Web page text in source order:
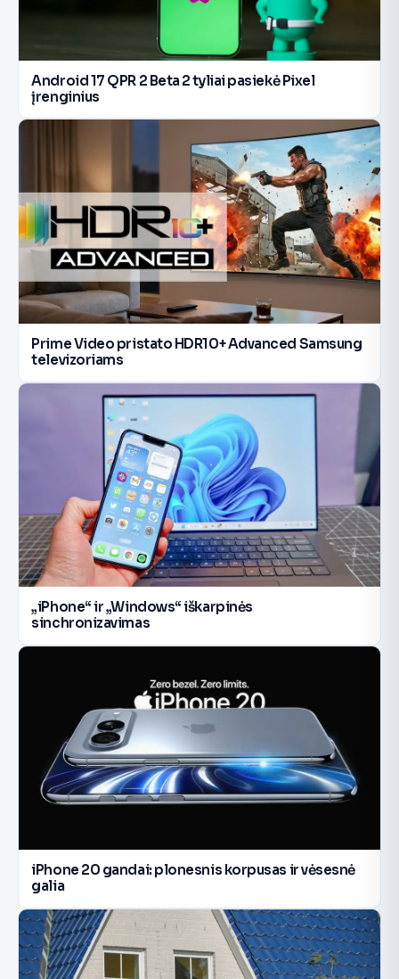
Android 17 QPR 2 Beta 2 tyliai pasiekė Pixel
įrenginius
Prime Video pristato HDR10+ Advanced Samsung
televizoriams
„iPhone“ ir „Windows“ iškarpinės
sinchronizavimas
iPhone 20 gandai: plonesnis korpusas ir vėsesnė
galia